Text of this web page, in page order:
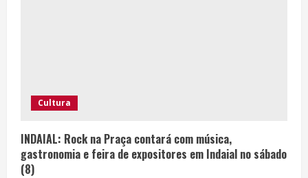
Cultura
INDAIAL: Rock na Praça contará com música,
gastronomia e feira de expositores em Indaial no sábado
(8)